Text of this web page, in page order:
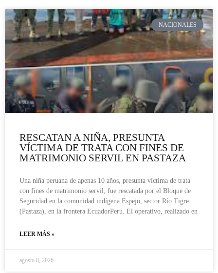
NACIONALES
RESCATAN A NIÑA, PRESUNTA
VÍCTIMA DE TRATA CON FINES DE
MATRIMONIO SERVIL EN PASTAZA
Una niña peruana de apenas 10 años, presunta víctima de trata
con fines de matrimonio servil, fue rescatada por el Bloque de
Seguridad en la comunidad indígena Espejo, sector Río Tigre
(Pastaza), en la frontera EcuadorPerú. El operativo, realizado en
LEER MÁS »
agosto 8, 2026